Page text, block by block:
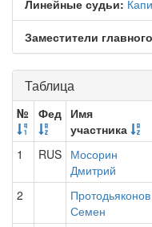
Линейные судьи:
Заместители
Таблица
№ Фед Имя
участника
1
RUS Мосорин
Дмитрий
2
Протодьяконов
Семен